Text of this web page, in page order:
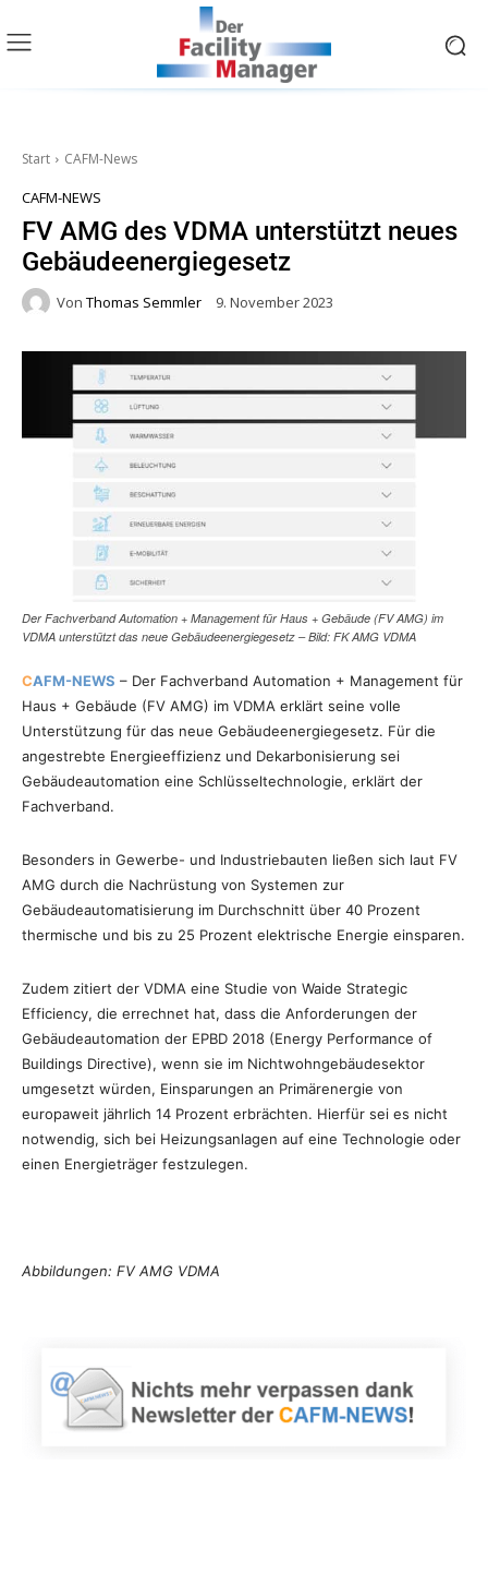
Start CAFM-News
CAFM-NEWS
FV AMG des VDMA unterstützt neues
Gebäudeenergiegesetz
Von Thomas Semmler 9. November 2023
Der Fachverband Automation + Management für Haus + Gebäude (FV AMG) im
VDMA unterstützt das neue Gebäudeenergiegesetz – Bild: FK AMG VDMA
CAFM-NEWS – Der Fachverband Automation + Management für
Haus + Gebäude (FV AMG) im VDMA erklärt seine volle
Unterstützung für das neue Gebäudeenergiegesetz. Für die
angestrebte Energieeffizienz und Dekarbonisierung sei
Gebäudeautomation eine Schlüsseltechnologie, erklärt der
Fachverband.
Besonders in Gewerbe- und Industriebauten ließen sich laut FV
AMG durch die Nachrüstung von Systemen zur
Gebäudeautomatisierung im Durchschnitt über 40 Prozent
thermische und bis zu 25 Prozent elektrische Energie einsparen.
Zudem zitiert der VDMA eine Studie von Waide Strategic
Efficiency, die errechnet hat, dass die Anforderungen der
Gebäudeautomation der EPBD 2018 (Energy Performance of
Buildings Directive), wenn sie im Nichtwohngebäudesektor
umgesetzt würden, Einsparungen an Primärenergie von
europaweit jährlich 14 Prozent erbrächten. Hierfür sei es nicht
notwendig, sich bei Heizungsanlagen auf eine Technologie oder
einen Energieträger festzulegen.
Abbildungen: FV AMG VDMA